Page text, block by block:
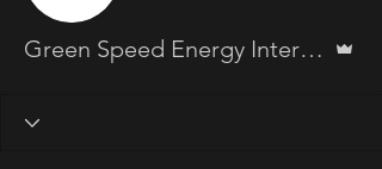
Green Speed Energy International